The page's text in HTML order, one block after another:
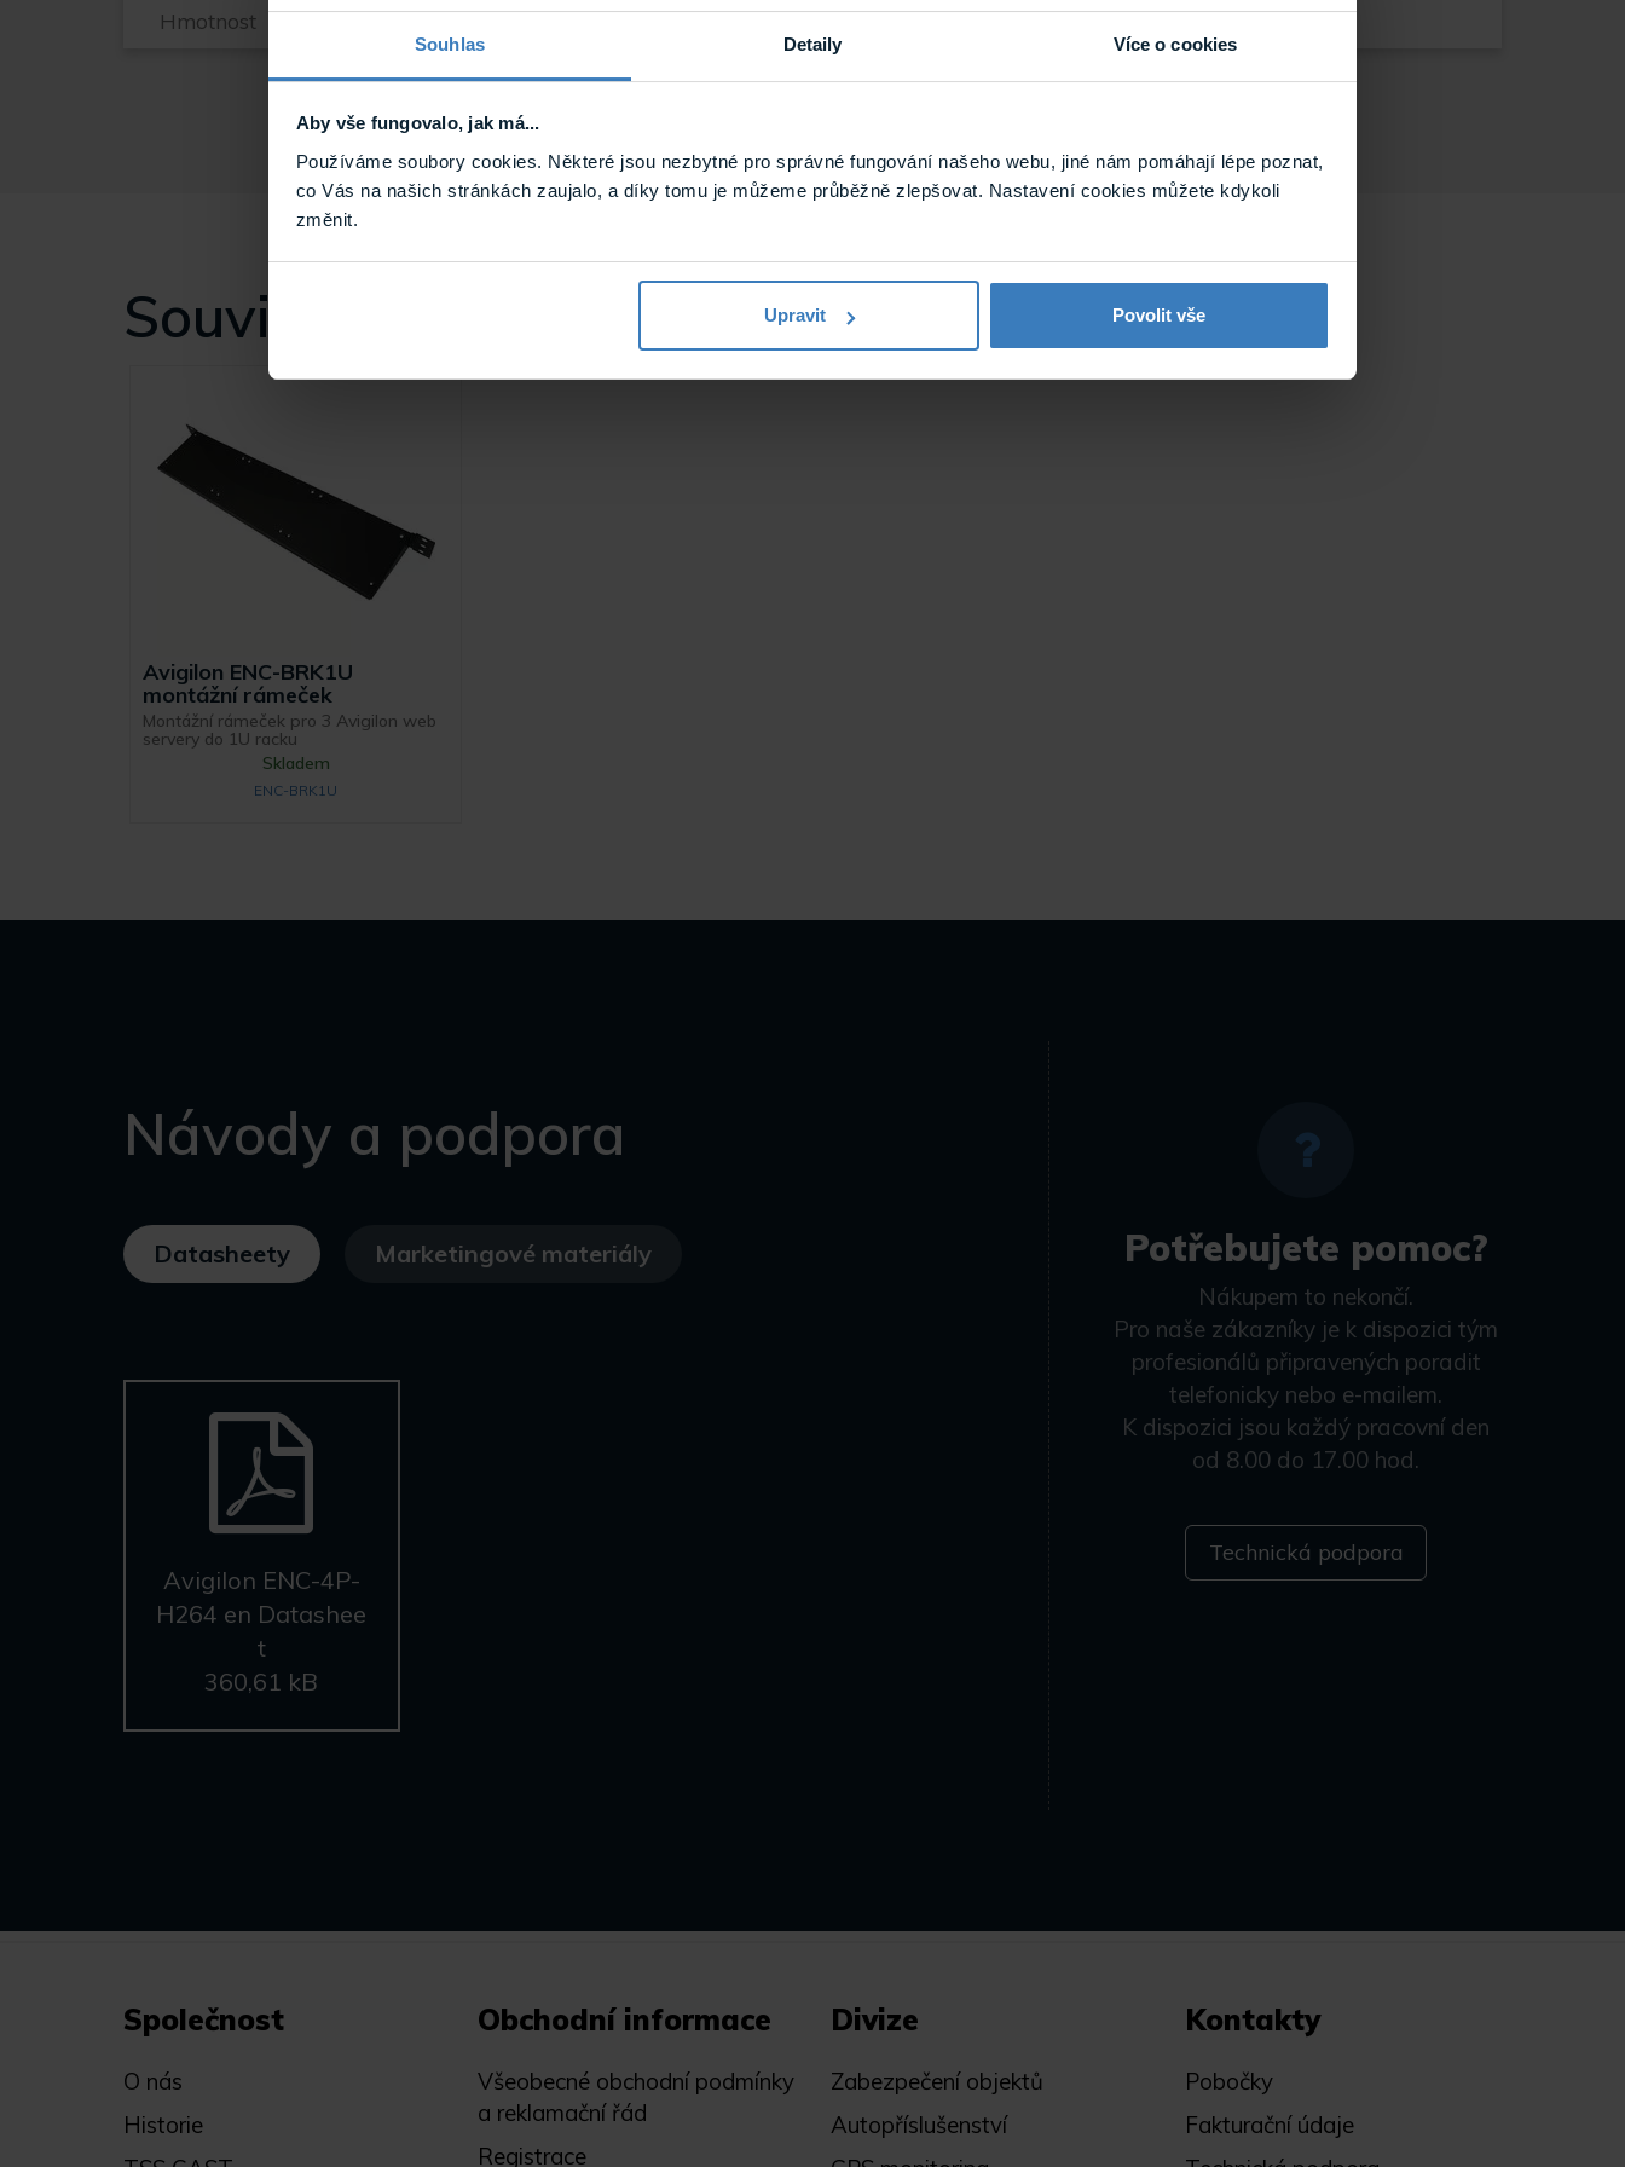
Souhlas Detaily Více o cookies
Aby vše fungovalo, jak má...
Používáme soubory cookies. Některé jsou nezbytné pro správné fungování našeho webu, jiné nám pomáhají lépe poznat,
co Vás na našich stránkách zaujalo, a díky tomu je můžeme průběžně zlepšovat. Nastavení cookies můžete kdykoli
změnit.
Upravit Povolit vše
Hmotnost
Související
Avigilon ENC-BRK1U
montážní rámeček
Montážní rámeček pro 3 Avigilon web
servery do 1U racku
Skladem
ENC-BRK1U
Návody a podpora
Datasheety Marketingové materiály
Avigilon ENC-4P-
H264 en Datashee
t
360,61 kB
Potřebujete pomoc?
Nákupem to nekončí.
Pro naše zákazníky je k dispozici tým
profesionálů připravených poradit
telefonicky nebo e-mailem.
K dispozici jsou každý pracovní den
od 8.00 do 17.00 hod.
Technická podpora
Společnost
O nás
Historie
Obchodní informace
Všeobecné obchodní podmínky
a reklamační řád
Registrace
Divize
Zabezpečení objektů
Autopříslušenství
Kontakty
Pobočky
Fakturační údaje